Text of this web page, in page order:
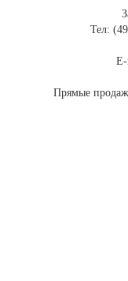
Тел:
Прямые